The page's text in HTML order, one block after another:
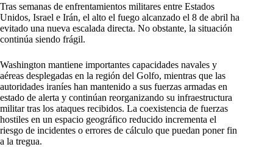
Tras semanas de enfrentamientos militares entre Estados
Unidos, Israel e Irán, el alto el fuego alcanzado el 8 de abril ha
evitado una nueva escalada directa. No obstante, la situación
continúa siendo frágil.
Washington mantiene importantes capacidades navales y
aéreas desplegadas en la región del Golfo, mientras que las
autoridades iraníes han mantenido a sus fuerzas armadas en
estado de alerta y continúan reorganizando su infraestructura
militar tras los ataques recibidos. La coexistencia de fuerzas
hostiles en un espacio geográfico reducido incrementa el
riesgo de incidentes o errores de cálculo que puedan poner fin
a la tregua.